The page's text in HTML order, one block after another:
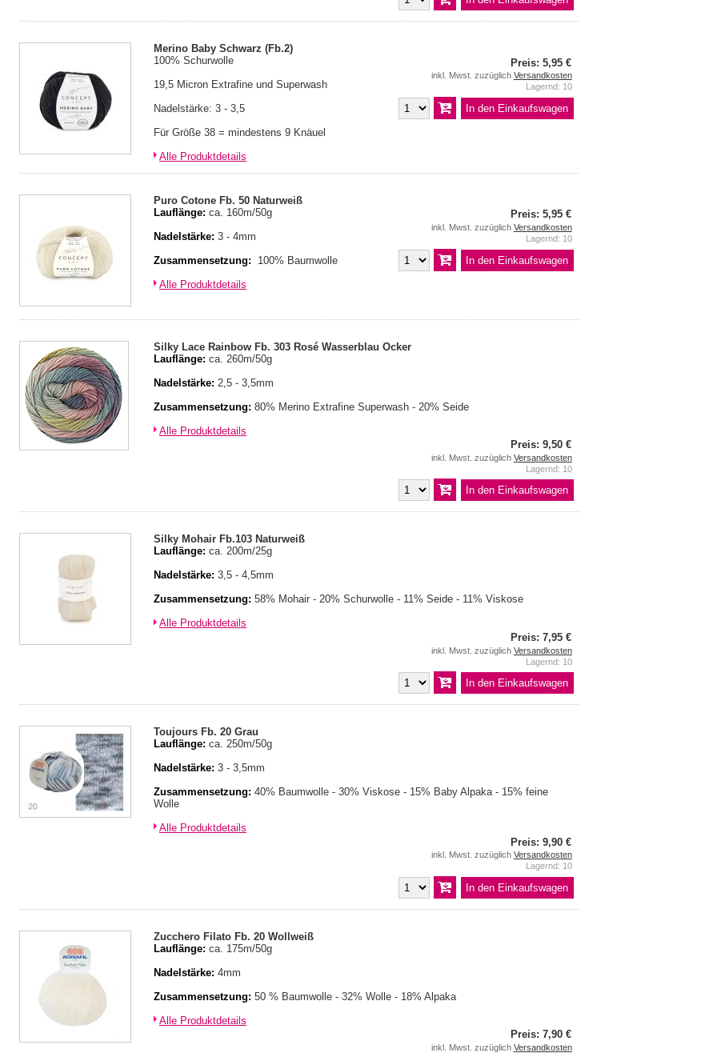
Merino Baby Schwarz (Fb.2)
100% Schurwolle
19,5 Micron Extrafine und Superwash
Nadelstärke: 3 - 3,5
Für Größe 38 = mindestens 9 Knäuel
Alle Produktdetails
Preis: 5,95 €
inkl. Mwst. zuzüglich Versandkosten
Lagernd: 10
Puro Cotone Fb. 50 Naturweiß
Lauflänge: ca. 160m/50g
Nadelstärke: 3 - 4mm
Zusammensetzung:
100% Baumwolle
Alle Produktdetails
Preis: 5,95 €
inkl. Mwst. zuzüglich Versandkosten
Lagernd: 10
Silky Lace Rainbow Fb. 303 Rosé Wasserblau Ocker
Lauflänge: ca. 260m/50g
Nadelstärke: 2,5 - 3,5mm
Zusammensetzung: 80% Merino Extrafine Superwash - 20% Seide
Alle Produktdetails
Preis: 9,50 €
inkl. Mwst. zuzüglich Versandkosten
Lagernd: 10
Silky Mohair Fb.103 Naturweiß
Lauflänge: ca. 200m/25g
Nadelstärke: 3,5 - 4,5mm
Zusammensetzung: 58% Mohair - 20% Schurwolle - 11% Seide - 11% Viskose
Alle Produktdetails
Preis: 7,95 €
inkl. Mwst. zuzüglich Versandkosten
Lagernd: 10
Toujours Fb. 20 Grau
Lauflänge: ca. 250m/50g
Nadelstärke: 3 - 3,5mm
Zusammensetzung: 40% Baumwolle - 30% Viskose - 15% Baby Alpaka - 15% feine
Wolle
Alle Produktdetails
Preis: 9,90 €
inkl. Mwst. zuzüglich Versandkosten
Lagernd: 10
Zucchero Filato Fb. 20 Wollweiß
Lauflänge: ca. 175m/50g
Nadelstärke: 4mm
Zusammensetzung: 50 % Baumwolle - 32% Wolle - 18% Alpaka
Alle Produktdetails
Preis: 7,90 €
inkl. Mwst. zuzüglich Versandkosten